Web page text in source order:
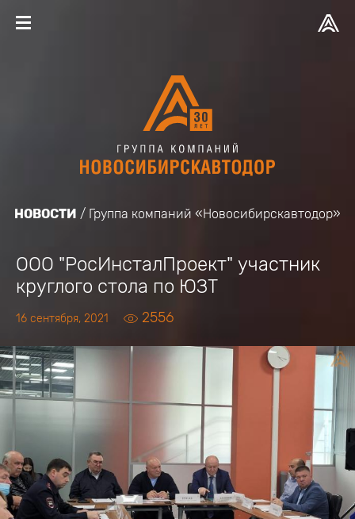
НОВОСТИ Группа компаний «Новосибирскавтодор»
ООО "РосИнсталПроект" участник
круглого стола по ЮЗТ
16 сентября, 2021 2556